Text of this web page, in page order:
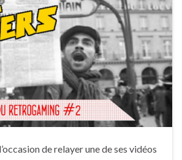
de relayer une de ses vidéos